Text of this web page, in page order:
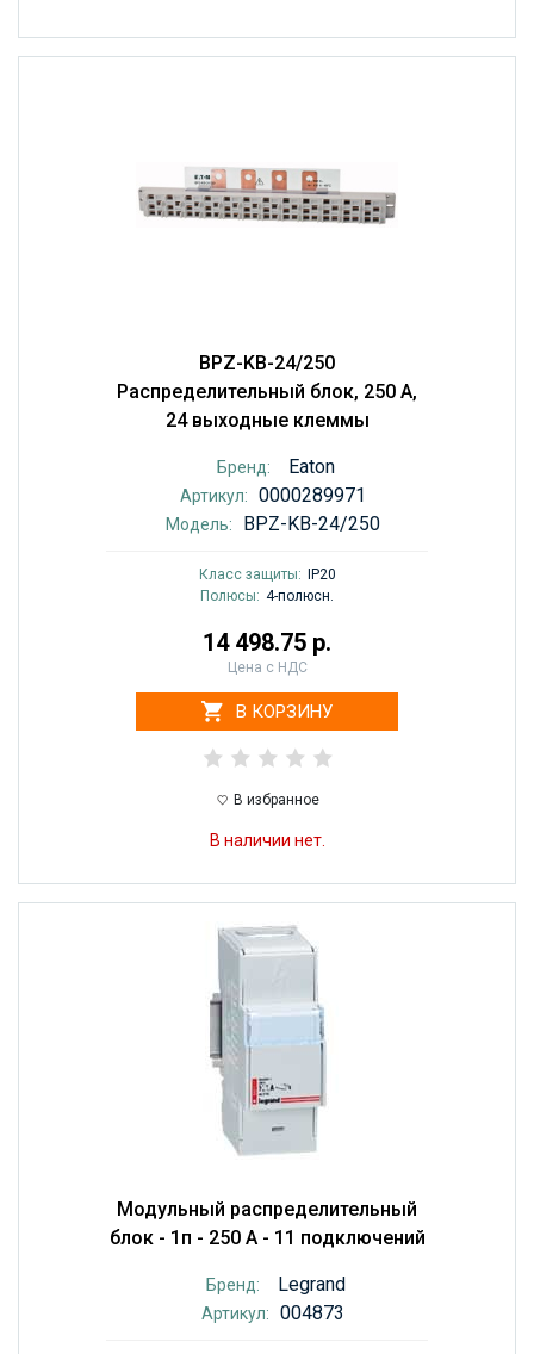
BPZ-KB-24/250
Распределительный блок, 250 А,
24 выходные клеммы
Бренд: Eaton
Артикул: 0000289971
Модель: BPZ-KB-24/250
Класс защиты:
IP20
Полюсы: 4-полюсн.
14 498.75 р.
Цена с НДС
В КОРЗИНУ
В избранное
В наличии нет.
Модульный распределительный
блок - 1п - 250 A - 11 подключений
Бренд: Legrand
Артикул: 004873